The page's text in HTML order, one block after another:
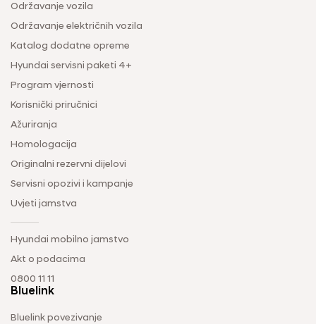
Održavanje vozila
Održavanje električnih vozila
Katalog dodatne opreme
Hyundai servisni paketi 4+
Program vjernosti
Korisnički priručnici
Ažuriranja
Homologacija
Originalni rezervni dijelovi
Servisni opozivi i kampanje
Uvjeti jamstva
Hyundai mobilno jamstvo
Akt o podacima
0800 11 11
Bluelink
Bluelink povezivanje